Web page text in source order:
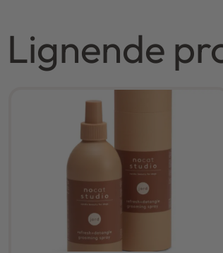
Lignende